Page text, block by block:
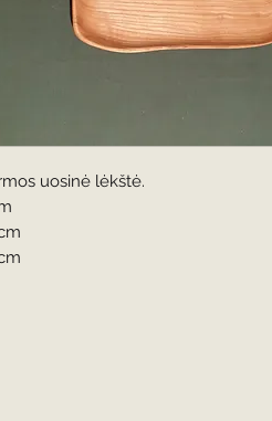
uosinė lėkštė.